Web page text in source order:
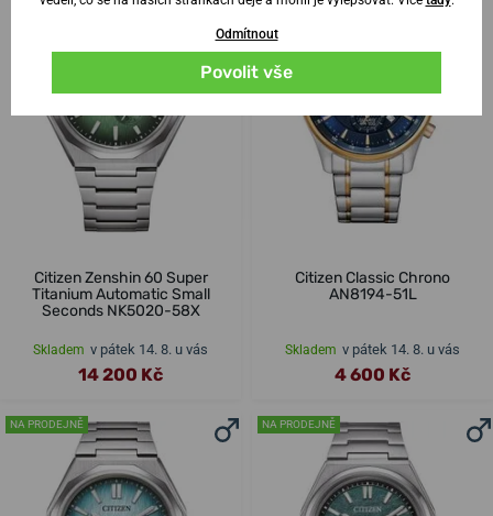
Citizen Zenshin 60 Super
Titanium Automatic Small
Seconds NK5020-58X
Skladem v pátek 14. 8. u vás
14 200 Kč
Citizen Classic Chrono
AN8194-51L
Skladem v pátek 14. 8. u vás
4 600 Kč
NA PRODEJNĚ NA PRODEJNĚ
Odmítnout
Povolit vše